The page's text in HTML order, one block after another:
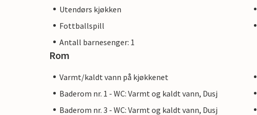
Utendørs kjøkken
Fottballspill
Antall barnesenger: 1
Rom
Varmt/kaldt vann på kjøkkenet
Baderom nr. 1 - WC: Varmt og kaldt vann, Dusj
Baderom nr. 3 - WC: Varmt og kaldt vann, Dusj